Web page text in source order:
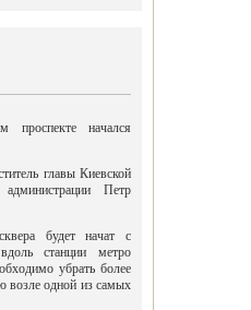
проспекте начался
главы Киевской
администрации Петр
будет начат с
станции метро
убрать более
возле одной из самых